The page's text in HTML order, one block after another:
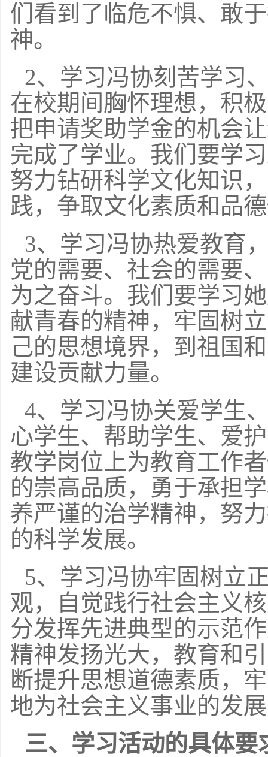
们看到了临危不惧、敢
神。
2、学习冯协刻苦学习
在校期间胸怀理想，积
把申请奖助学金的机会
完成了学业。我们要学
努力钻研科学文化知识
践，争取文化素质和品
3、学习冯协热爱教育
党的需要、社会的需要
为之奋斗。我们要学习
献青春的精神，牢固树
己的思想境界，到祖国
建设贡献力量。
4、学习冯协关爱学生
心学生、帮助学生、爱
教学岗位上为教育工作
的崇高品质，勇于承担
养严谨的治学精神，努
的科学发展。
5、学习冯协牢固树立
观，自觉践行社会主义
分发挥先进典型的示范
精神发扬光大，教育和
断提升思想道德素质，
地为社会主义事业的发
三、学习活动的具体要